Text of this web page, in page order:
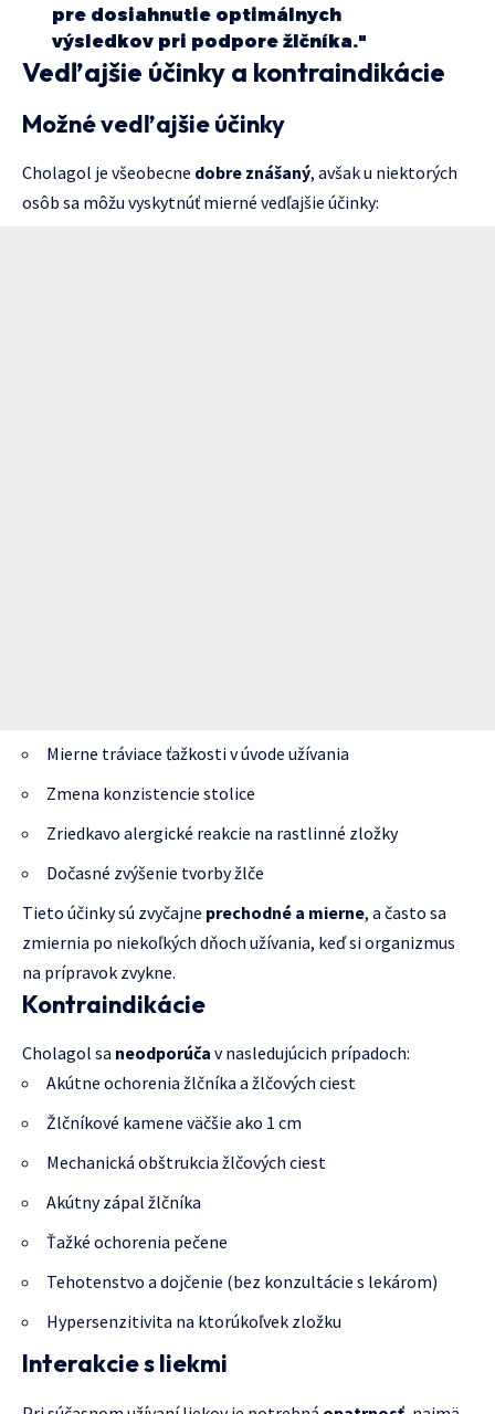
pre dosiahnutie optimálnych
výsledkov pri podpore žlčníka."
Vedľajšie účinky a kontraindikácie
Možné vedľajšie účinky
Cholagol je všeobecne dobre znášaný, avšak u niektorých
osôb sa môžu vyskytnúť mierné vedľajšie účinky:
Mierne tráviace ťažkosti v úvode užívania
Zmena konzistencie stolice
Zriedkavo alergické reakcie na rastlinné zložky
Dočasné zvýšenie tvorby žlče
Tieto účinky sú zvyčajne prechodné a mierne, a často sa
zmiernia po niekoľkých dňoch užívania, keď si organizmus
na prípravok zvykne.
Kontraindikácie
Cholagol sa neodporúča v nasledujúcich prípadoch:
Akútne ochorenia žlčníka a žlčových ciest
Žlčníkové kamene väčšie ako 1 cm
Mechanická obštrukcia žlčových ciest
Akútny zápal žlčníka
Ťažké ochorenia pečene
Tehotenstvo a dojčenie (bez konzultácie s lekárom)
Hypersenzitivita na ktorúkoľvek zložku
Interakcie s liekmi